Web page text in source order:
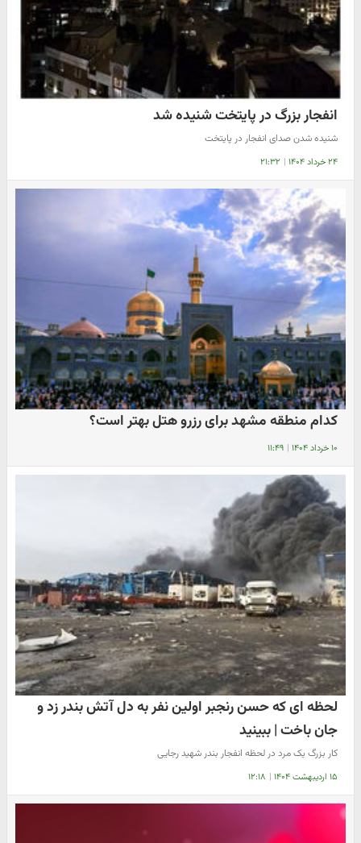
انفجار بزرگ در پایتخت شنیده شد
شنیده شدن صدای انفجار در پایتخت
۲۴ خرداد ۱۴۰۴ | ۲۱:۳۲
کدام منطقه مشهد برای رزرو هتل بهتر است؟
۱۰ خرداد ۱۴۰۴ | ۱۱:۴۹
لحظه ای که حسن رنجبر اولین نفر به دل آتش بندر زد و
جان باخت | ببینید
کار بزرگ یک مرد در لحظه انفجار بندر شهید رجایی
۱۵ اردیبهشت ۱۴۰۴ | ۱۲:۱۸